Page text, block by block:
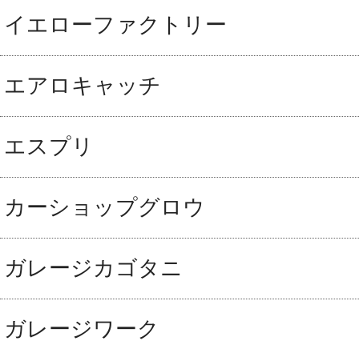
イエローファクトリー
エアロキャッチ
エスプリ
カーショップグロウ
ガレージカゴタニ
ガレージワーク